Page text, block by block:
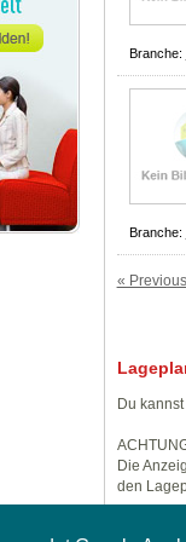
Branche:
Branche:
« Previous
Du
Die
den